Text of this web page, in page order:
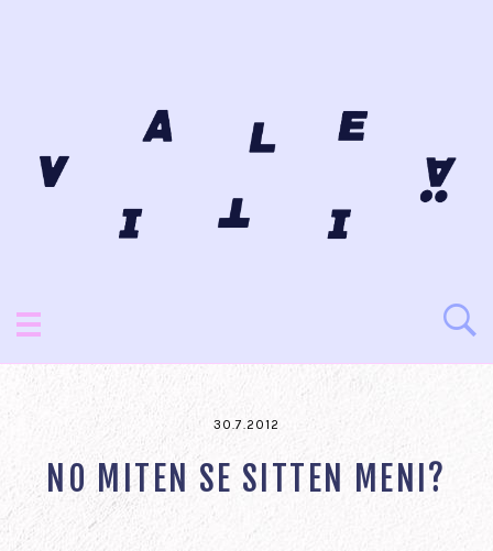
30.7.2012
NO MITEN SE SITTEN MENI?